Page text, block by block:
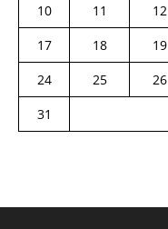
10
11 12
17
18 19
24
25 26
31